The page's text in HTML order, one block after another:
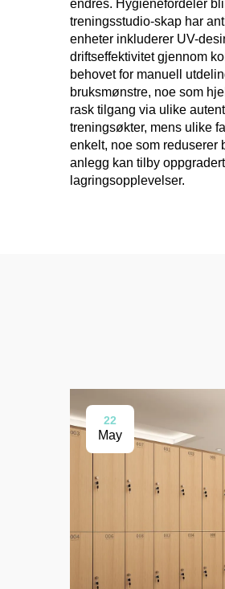
endres. Hygienefordeler
treningsstudio-skap har
enheter inkluderer UV-
driftseffektivitet gjennom
behovet for manuell
bruksmønstre, noe som
rask tilgang via ulike
treningsøkter, mens ulike
enkelt, noe som reduserer
anlegg kan tilby
lagringsopplevelser.
22
May